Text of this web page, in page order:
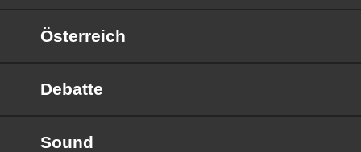
Österreich
Debatte
Sound